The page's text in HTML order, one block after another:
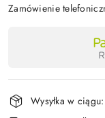
Zamówienie
płatność
i
dostawa
Wysyłka w ciągu: